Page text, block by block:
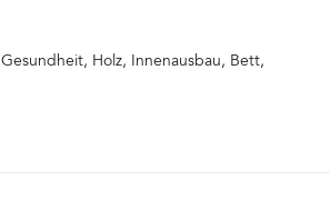
Gesundheit Holz Innenausbau
Bett